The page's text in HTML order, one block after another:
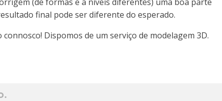
final pode ser diferente do esperado.
Dispomos de um serviço de modelagem 3D.